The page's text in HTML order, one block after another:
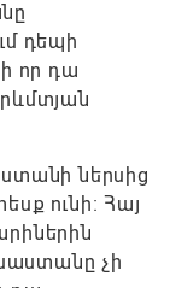
դեպի
որ դա
ներսից
ունի։ Հայ
չի